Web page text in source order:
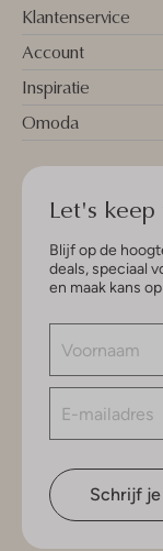
Klantenservice
Account
Inspiratie
Omoda
Let's
Blijf op de
deals, speciaal
en maak kans
Schrijf je